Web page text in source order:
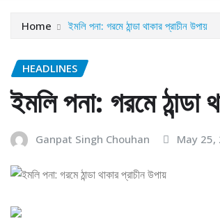
Home ইমলি পনা: গরমে ঠান্ডা থাকার প্রাচীন উপায়
HEADLINES
ইমলি পনা: গরমে ঠান্ডা
Ganpat Singh Chouhan May 25,